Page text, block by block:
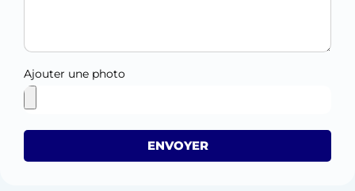
Ajouter une photo
ENVOYER